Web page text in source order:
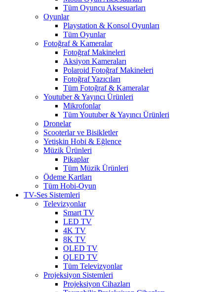
Tüm Oyuncu Aksesuarları
Oyunlar
Playstation & Konsol Oyunları
Tüm Oyunlar
Fotoğraf & Kameralar
Fotoğraf Makineleri
Aksiyon Kameraları
Polaroid Fotoğraf Makineleri
Fotoğraf Yazıcıları
Tüm Fotoğraf & Kameralar
Youtuber & Yayıncı Ürünleri
Mikrofonlar
Tüm Youtuber & Yayıncı Ürünleri
Dronelar
Scooterlar ve Bisikletler
Yetişkin Hobi & Eğlence
Müzik Ürünleri
Pikaplar
Tüm Müzik Ürünleri
Ödeme Kartları
Tüm Hobi-Oyun
TV-Ses Sistemleri
Televizyonlar
Smart TV
LED TV
4K TV
8K TV
OLED TV
QLED TV
Tüm Televizyonlar
Projeksiyon Sistemleri
Projeksiyon Cihazları